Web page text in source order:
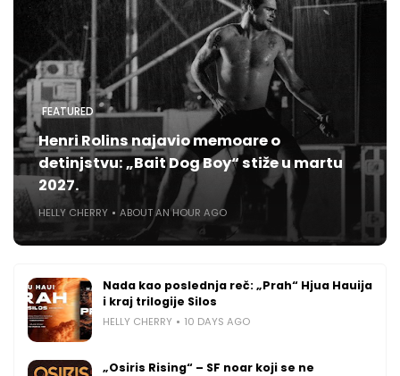
FEATURED
Henri Rolins najavio memoare o
detinjstvu: „Bait Dog Boy“ stiže u martu
2027.
HELLY CHERRY ABOUT AN HOUR AGO
Nada kao poslednja reč: „Prah“ Hjua Hauija
i kraj trilogije Silos
HELLY CHERRY 10 DAYS AGO
„Osiris Rising“ – SF noar koji se ne